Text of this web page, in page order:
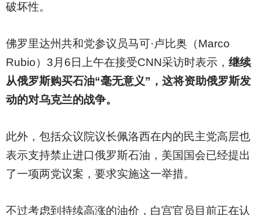
破坏性。
佛罗里达州共和党参议员马可·卢比奥（Marco
Rubio）3月6日上午在接受CNN采访时表示， 继续
从俄罗斯购买石油“毫无意义”，这将资助俄罗斯发
动的对乌克兰的战争。
此外，包括众议院议长佩洛西在内的民主党高层也
表示支持禁止进口俄罗斯石油，美国国会已经提出
了一项两党议案，要求实施这一举措。
不过考虑到持续高涨的油价，白宫官员目前正在认